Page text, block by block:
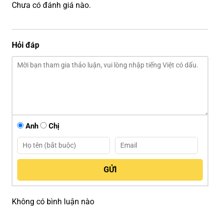
Chưa có đánh giá nào.
Hỏi đáp
Anh Chị
Không có bình luận nào